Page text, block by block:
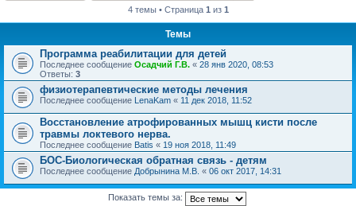
4 темы • Страница 1 из 1
Темы
Программа реабилитации для детей
Последнее сообщение Осадчий Г.В. « 28 янв 2020, 08:53
Ответы: 3
физиотерапевтические методы лечения
Последнее сообщение LenaKam « 11 дек 2018, 11:52
Восстановление атрофированных мышц кисти после
травмы локтевого нерва.
Последнее сообщение Batis « 19 ноя 2018, 11:49
БОС-Биологическая обратная связь - детям
Последнее сообщение Добрынина М.В. « 06 окт 2017, 14:31
Показать темы за: